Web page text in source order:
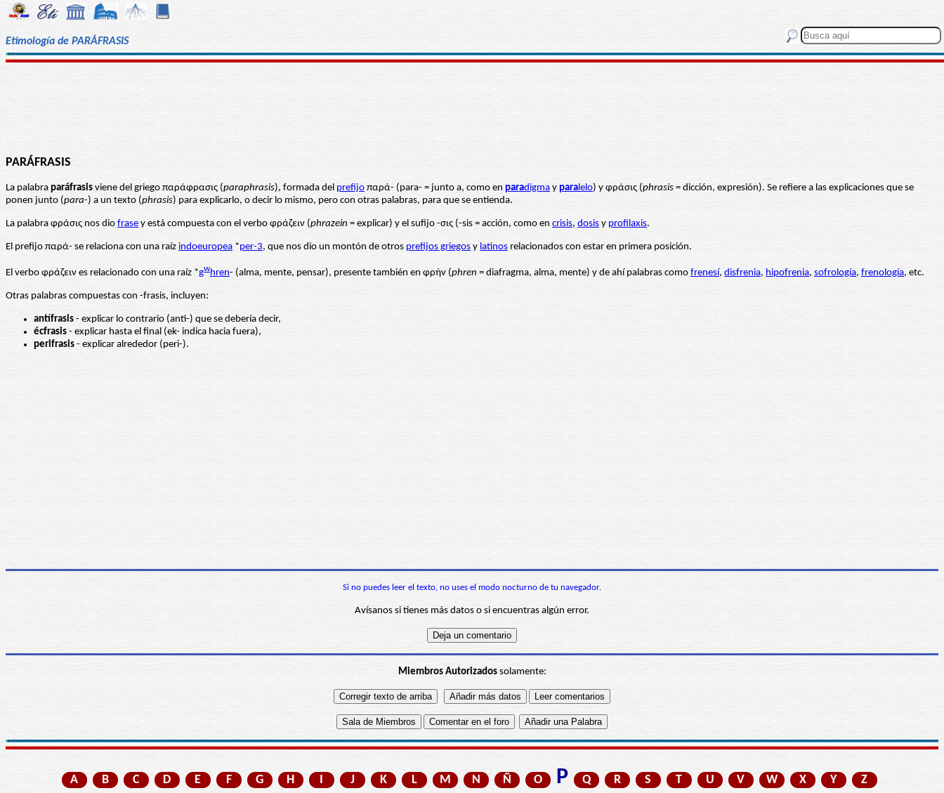
Etimología de PARÁFRASIS
PARÁFRASIS
La palabra paráfrasis viene del griego παράφρασις (paraphrasis), formada del prefijo παρά- (para- = junto a, como en paradigma y paralelo) y φράσις (phrasis = dicción, expresión). Se refiere a las explicaciones que se
ponen junto (para-) a un texto (phrasis) para explicarlo, o decir lo mismo, pero con otras palabras, para que se entienda.
La palabra φράσις nos dio frase y está compuesta con el verbo φράζειν (phrazein = explicar) y el sufijo -σις (-sis = acción, como en crisis, dosis y profilaxis.
El prefijo παρά- se relaciona con una raíz indoeuropea *per-3, que nos dio un montón de otros prefijos griegos y latinos relacionados con estar en primera posición.
El verbo φράζειν es relacionado con una raíz *gwhren- (alma, mente, pensar), presente también en φρἠν (phren = diafragma, alma, mente) y de ahí palabras como frenesí, disfrenia, hipofrenia, sofrología, frenología, etc.
Otras palabras compuestas con -frasis, incluyen:
antífrasis - explicar lo contrario (anti-) que se debería decir,
écfrasis - explicar hasta el final (ek- indica hacia fuera),
perifrasis - explicar alrededor (peri-).
Si no puedes leer el texto, no uses el modo nocturno de tu navegador.
Avísanos si tienes más datos o si encuentras algún error.
Miembros Autorizadossolamente:
A B C D E F G H I J K L M N Ñ O P Q R S T U V W X Y Z